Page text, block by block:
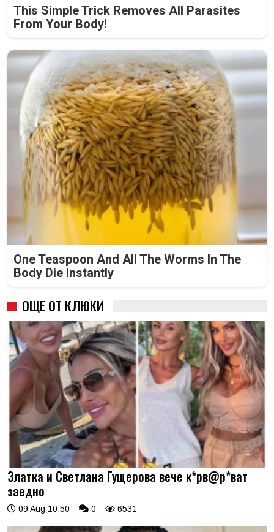
This Simple Trick Removes All Parasites
From Your Body!
One Teaspoon And All The Worms In The
Body Die Instantly
ОЩЕ ОТ КЛЮКИ
Златка и Светлана Гущерова вече к*рв@р*ват
заедно
09 Aug 10:50 0 6531